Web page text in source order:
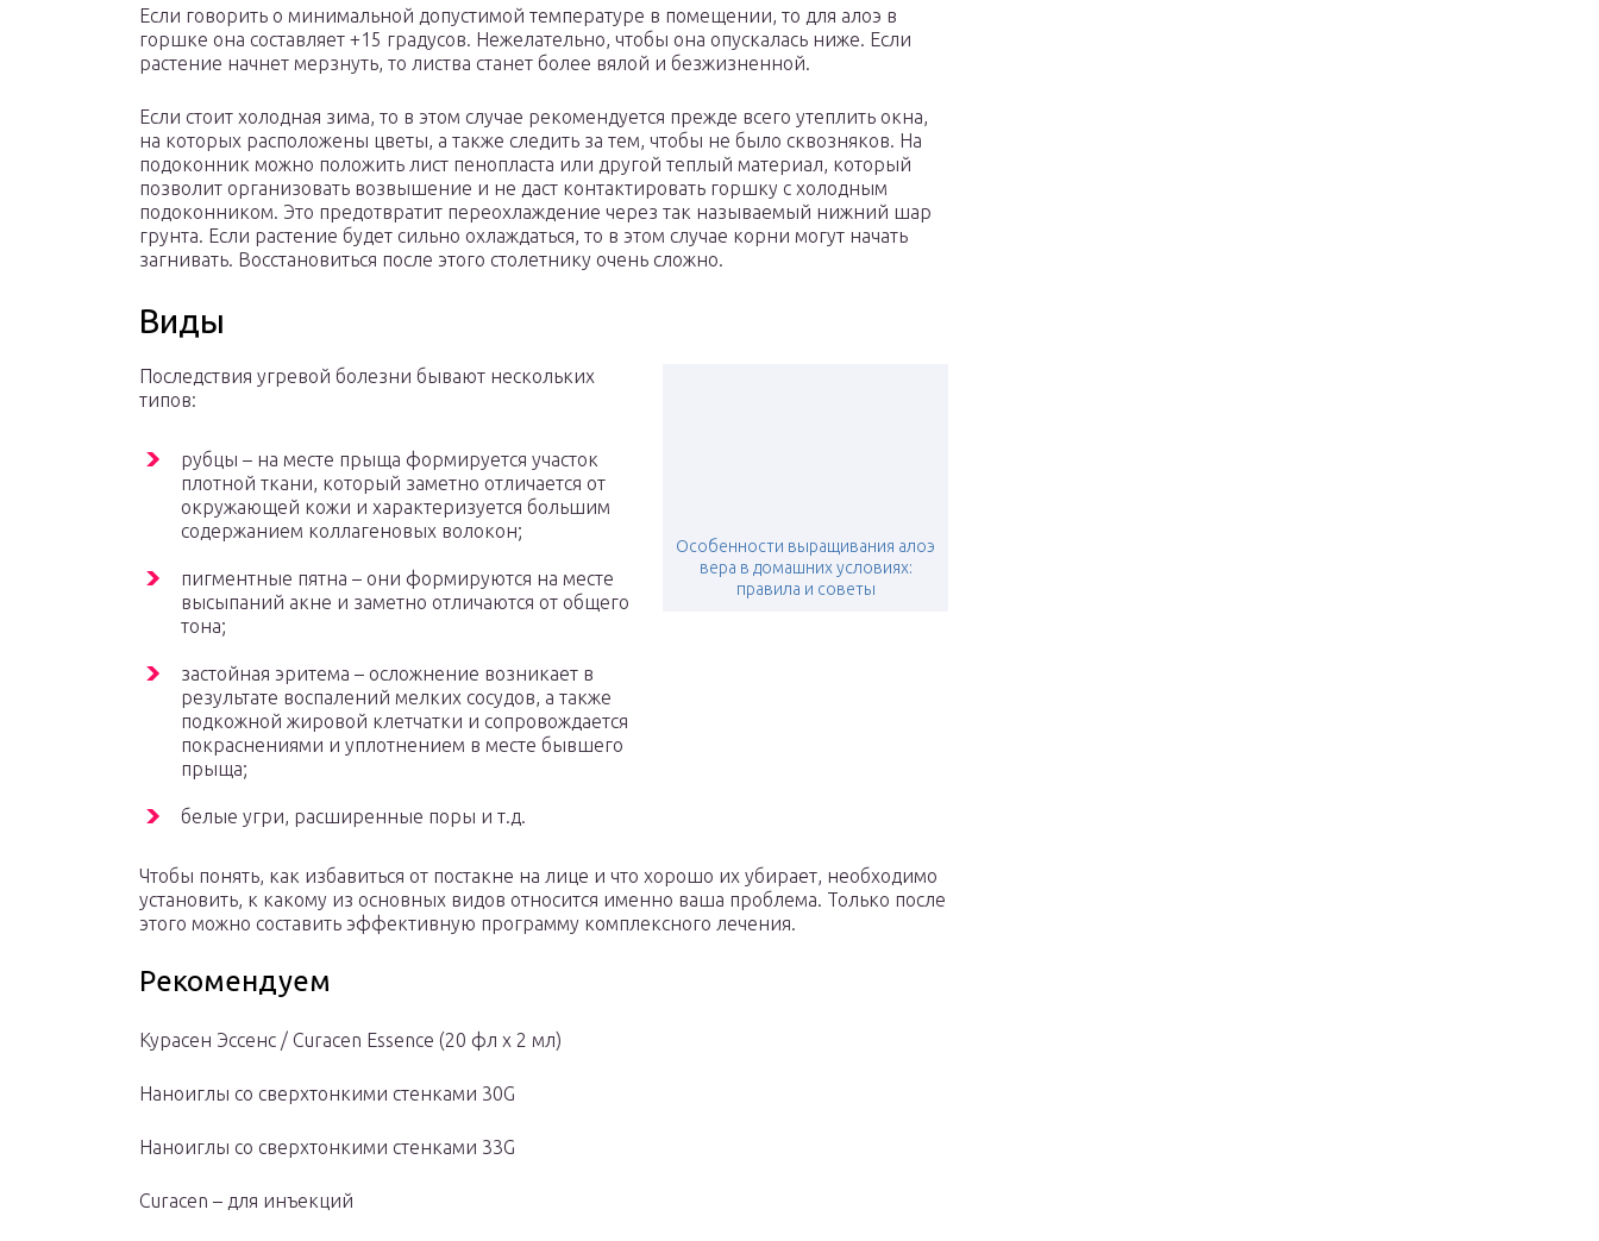
Если говорить о минимальной допустимой температуре в помещении, то для алоэ в
горшке она составляет +15 градусов. Нежелательно, чтобы она опускалась ниже. Если
растение начнет мерзнуть, то листва станет более вялой и безжизненной.
Если стоит холодная зима, то в этом случае рекомендуется прежде всего утеплить окна,
на которых расположены цветы, а также следить за тем, чтобы не было сквозняков. На
подоконник можно положить лист пенопласта или другой теплый материал, который
позволит организовать возвышение и не даст контактировать горшку с холодным
подоконником. Это предотвратит переохлаждение через так называемый нижний шар
грунта. Если растение будет сильно охлаждаться, то в этом случае корни могут начать
загнивать. Восстановиться после этого столетнику очень сложно.
Виды
Особенности выращивания алоэ
вера в домашних условиях:
правила и советы
Последствия угревой болезни бывают нескольких
типов:
рубцы – на месте прыща формируется участок
плотной ткани, который заметно отличается от
окружающей кожи и характеризуется большим
содержанием коллагеновых волокон;
пигментные пятна – они формируются на месте
высыпаний акне и заметно отличаются от общего
тона;
застойная эритема – осложнение возникает в
результате воспалений мелких сосудов, а также
подкожной жировой клетчатки и сопровождается
покраснениями и уплотнением в месте бывшего
прыща;
белые угри, расширенные поры и т.д.
Чтобы понять, как избавиться от постакне на лице и что хорошо их убирает, необходимо
установить, к какому из основных видов относится именно ваша проблема. Только после
этого можно составить эффективную программу комплексного лечения.
Рекомендуем
Курасен Эссенс / Curacen Essence (20 фл х 2 мл)
Наноиглы со сверхтонкими стенками 30G
Наноиглы со сверхтонкими стенками 33G
Curacen – для инъекций